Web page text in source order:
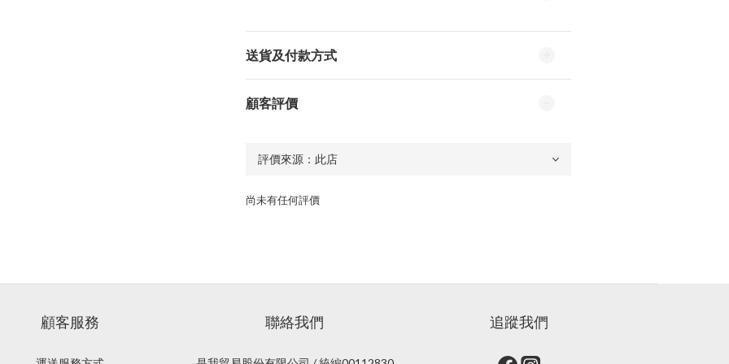
送貨及付款方式
顧客評價
尚未有任何評價
顧客服務 聯絡我們 追蹤我們